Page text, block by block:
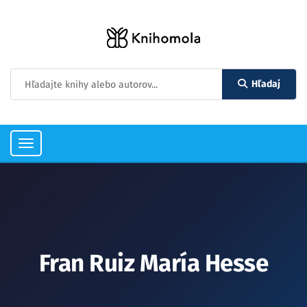
Hľadaj
Toggle
Fran Ruiz María Hesse